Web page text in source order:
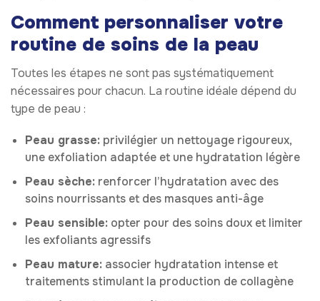
Comment personnaliser votre
routine de soins de la peau
Toutes les étapes ne sont pas systématiquement
nécessaires pour chacun. La routine idéale dépend du
type de peau :
Peau grasse: privilégier un nettoyage rigoureux,
une exfoliation adaptée et une hydratation légère
Peau sèche: renforcer l’hydratation avec des
soins nourrissants et des masques anti-âge
Peau sensible: opter pour des soins doux et limiter
les exfoliants agressifs
Peau mature: associer hydratation intense et
traitements stimulant la production de collagène